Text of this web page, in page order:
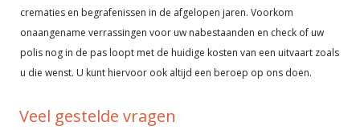
crematies en begrafenissen in de afgelopen jaren. Voorkom
onaangename verrassingen voor uw nabestaanden en check of uw
polis nog in de pas loopt met de huidige kosten van een uitvaart zoals
u die wenst. U kunt hiervoor ook altijd een beroep op ons doen.
Veel gestelde vragen